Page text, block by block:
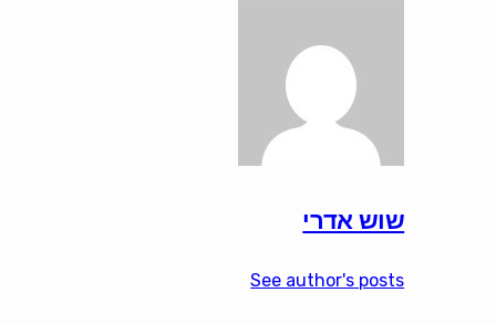
שוש אדרי
See author's posts